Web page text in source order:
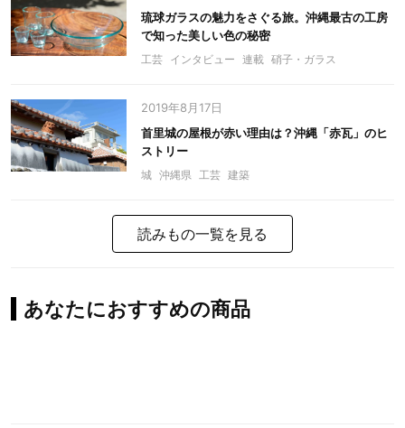
琉球ガラスの魅力をさぐる旅。沖縄最古の工房
で知った美しい色の秘密
工芸 インタビュー 連載 硝子・ガラス
2019年8月17日
首里城の屋根が赤い理由は？沖縄「赤瓦」のヒ
ストリー
城 沖縄県 工芸 建築
読みもの一覧を見る
あなたにおすすめの商品